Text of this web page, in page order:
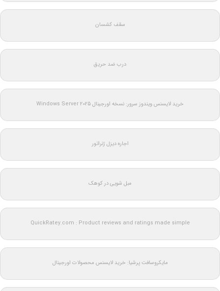
سقف کشسان
درب ضد حریق
خرید لایسنس ویندوز سرور: نسخه اورجینال Windows Server 2025
اجاره دیزل ژنراتور
مبل شویی در کوهک
QuickRatey.com : Product reviews and ratings made simple
مایکروسافت پرشیا: خرید لایسنس محصولات اورجینال